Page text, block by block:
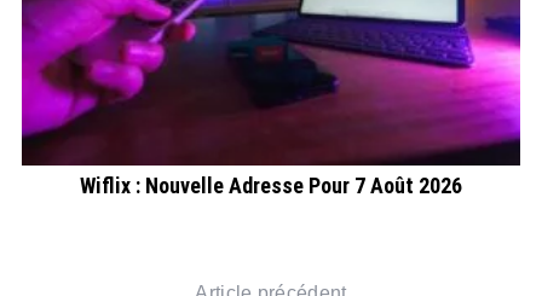
Wiflix : Nouvelle Adresse Pour 7 Août 2026